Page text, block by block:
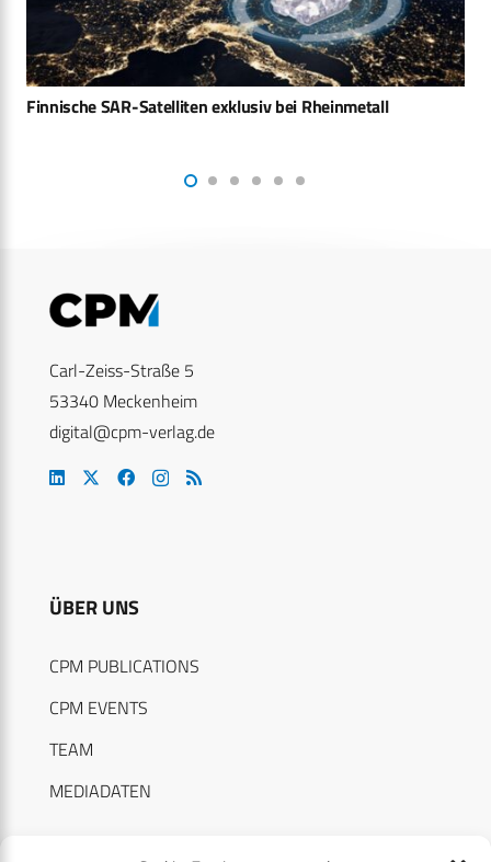
Rheinmetall und Space Norway kooperieren bei maritimer
Carl-Zeiss-Straße 5
53340 Meckenheim
digital@cpm-verlag.de
ÜBER UNS
CPM PUBLICATIONS
CPM EVENTS
TEAM
MEDIADATEN